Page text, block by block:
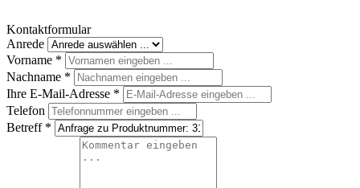
Kontaktformular
Anrede
Vorname *
Nachname *
Ihre E-Mail-Adresse *
Telefon
Betreff *